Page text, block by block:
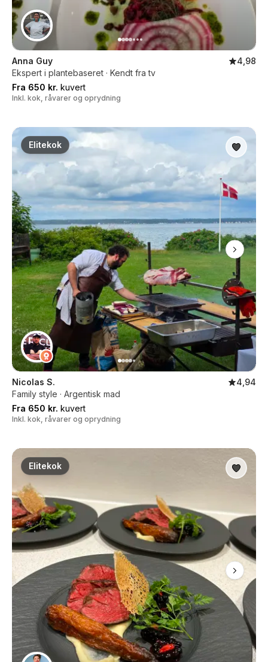
Anna Guy
4,98
Ekspert i plantebaseret · Kendt fra tv
Fra 650 kr. kuvert
Inkl. kok, råvarer og oprydning
Elitekok
Nicolas S.
4,94
Family style · Argentisk mad
Fra 650 kr. kuvert
Inkl. kok, råvarer og oprydning
Elitekok